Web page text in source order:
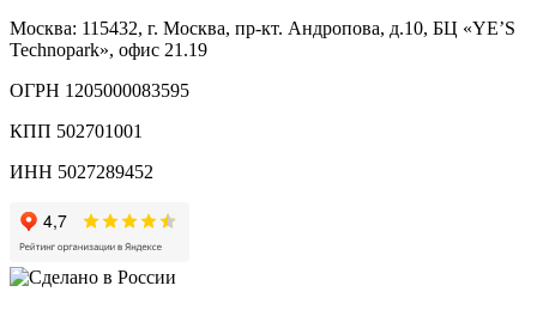
Москва: 115432, г. Москва, пр-кт. Андропова, д.10, БЦ «YE’S
Technopark», офис 21.19
ОГРН 1205000083595
КПП 502701001
ИНН 5027289452